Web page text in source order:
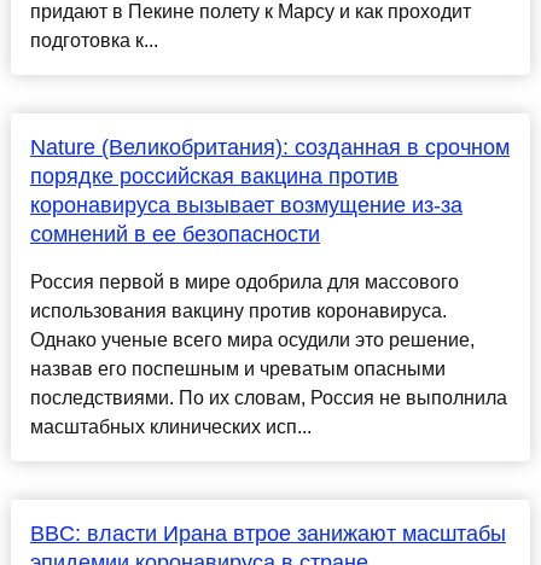
придают в Пекине полету к Марсу и как проходит
подготовка к...
Nature (Великобритания): созданная в срочном
порядке российская вакцина против
коронавируса вызывает возмущение из-за
сомнений в ее безопасности
Россия первой в мире одобрила для массового
использования вакцину против коронавируса.
Однако ученые всего мира осудили это решение,
назвав его поспешным и чреватым опасными
последствиями. По их словам, Россия не выполнила
масштабных клинических исп...
BBC: власти Ирана втрое занижают масштабы